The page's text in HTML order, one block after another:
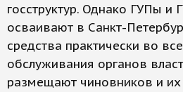
госструктур. Однако ГУПы и
осваивают в Санкт-
средства практически во
обслуживания органов
размещают чиновников и их